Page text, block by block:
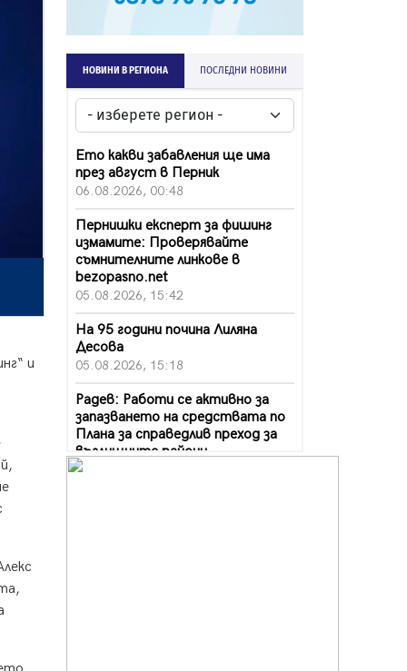
и
НОВИНИ В РЕГИОНА ПОСЛЕДНИ НОВИНИ
Ето какви забавления ще има
през август в Перник
06.08.2026, 00:48
Пернишки експерт за фишинг
измамите: Проверявайте
съмнителните линкове в
bezopasno.net
05.08.2026, 15:42
На 95 години почина Лиляна
Десова
05.08.2026, 15:18
Радев: Работи се активно за
запазването на средствата по
Плана за справедлив преход за
въглищните райони
05.08.2026, 14:57